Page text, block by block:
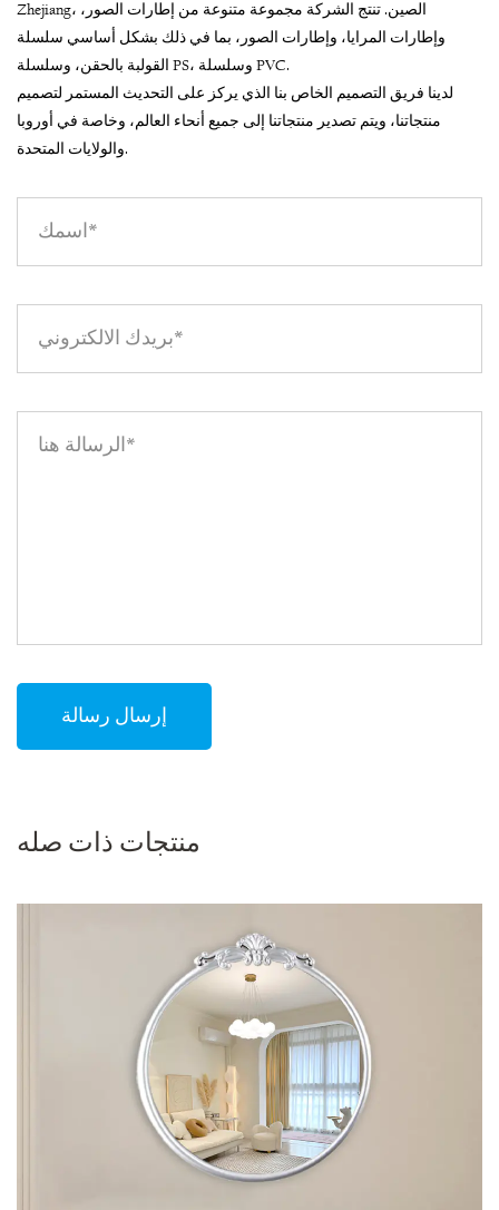
Zhejiang، الصين. تنتج الشركة مجموعة متنوعة من إطارات الصور،
وإطارات المرايا، وإطارات الصور، بما في ذلك بشكل أساسي سلسلة
القولبة بالحقن، وسلسلة PS، وسلسلة PVC.
لدينا فريق التصميم الخاص بنا الذي يركز على التحديث المستمر لتصميم
منتجاتنا، ويتم تصدير منتجاتنا إلى جميع أنحاء العالم، وخاصة في أوروبا
والولايات المتحدة.
منتجات ذات صله